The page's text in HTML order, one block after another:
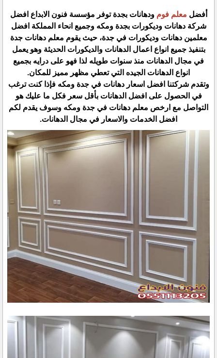
أفضل معلم فومودهانات بجدة توفر مؤسسة فنون الابداع افضل
شركة دهانات وديكورات بجدة ومكه وجميع انحاء المملكة افضل
معلمين دهانات وديكورات في جدة، حيث يقوم معلم دهانات جدة
بتنفيذ جميع انواع اعمال الدهانات والديكورات الحديثة وهو يعمل
في مجال الدهانات منذ سنوات طويله لذا فهو على درايه بجميع
انواع الدهانات الجيده التي تعطي مظهر مميز للمكان.
وتقدم شركتنا افضل اسعار دهانات في جدة ومكه فإذا كنت ترغب
في الحصول على افضل الدهانات بأقل سعر فكل ما عليك هو
التواصل مع ارخص معلم دهانات في جدة ومكه وسوف يقدم لكم
افضل الخدمات والاسعار في مجال الدهانات.